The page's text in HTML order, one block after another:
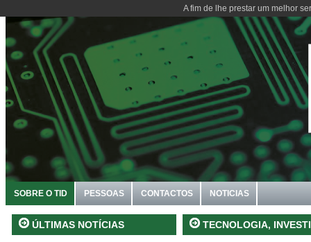
A fim de lhe prestar um melhor
SOBRE O TID PESSOAS CONTACTOS NOTICIAS
ÚLTIMAS NOTÍCIAS TECNOLOGIA,